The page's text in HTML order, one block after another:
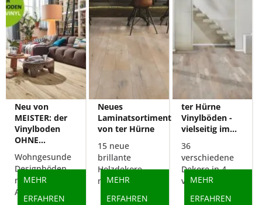
Neu von
MEISTER: der
Vinylboden
OHNE...
Wohngesunde
Designböden
mit geringer
Aufbauhöhe...
MEHR
ERFAHREN
Neues
Laminatsortiment
von ter Hürne
15 neue
brillante
Holzdekore
mit...MEHR
ERFAHREN
ter Hürne
Vinylböden -
vielseitig im...
36
verschiedene
Dekore in 4
verschiedenen...
MEHR
ERFAHREN